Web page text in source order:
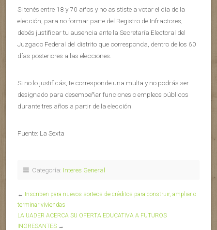
Si tenés entre 18 y 70 años y no asististe a votar el día de la
elección, para no formar parte del Registro de Infractores,
debés justificar tu ausencia ante la Secretaría Electoral del
Juzgado Federal del distrito que corresponda, dentro de los 60
días posteriores a las elecciones.
Si no lo justificás, te corresponde una multa y no podrás ser
designado para desempeñar funciones o empleos públicos
durante tres años a partir de la elección.
Fuente: La Sexta
Categoría: Interes General
←
Inscriben para nuevos sorteos de créditos para construir, ampliar o
terminar viviendas
LA UADER ACERCA SU OFERTA EDUCATIVA A FUTUROS
INGRESANTES →